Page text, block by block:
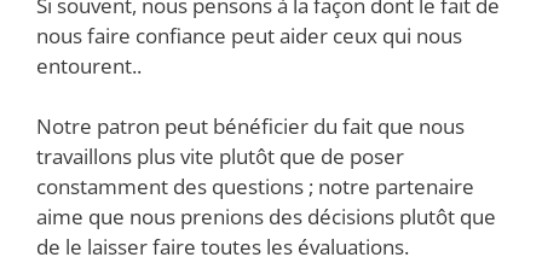
nous faire confiance peut aider ceux qui nous
entourent..
Notre patron peut bénéficier du fait que nous
travaillons plus vite plutôt que de poser
constamment des questions ; notre partenaire
aime que nous prenions des décisions plutôt que
de le laisser faire toutes les évaluations.